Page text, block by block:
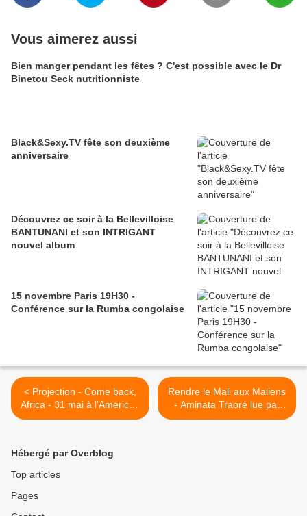
Vous aimerez aussi
Bien manger pendant les fêtes ? C'est possible avec le Dr
Binetou Seck nutritionniste
Black&Sexy.TV fête son deuxième
anniversaire
Découvrez ce soir à la Bellevilloise
BANTUNANI et son INTRIGANT
nouvel album
15 novembre Paris 19H30 -
Conférence sur la Rumba congolaise
< Projection - Come back,
Africa - 31 mai à l'American
Center for the Arts
Rendre le Mali aux Maliens
- Aminata Traoré lue par
Grégory Protche - 5/5/13 >
Hébergé par Overblog
Top articles
Pages